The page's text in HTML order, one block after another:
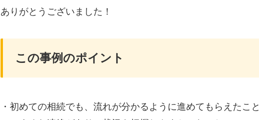
ありがとうございました！
この事例のポイント
・初めての相続でも、流れが分かるように進めてもらえたこと